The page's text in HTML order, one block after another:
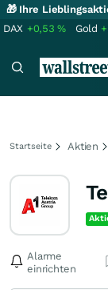
🎁 Ihre
DAX +0,53% Gold
Startseite Aktien
Alarme
einrichten